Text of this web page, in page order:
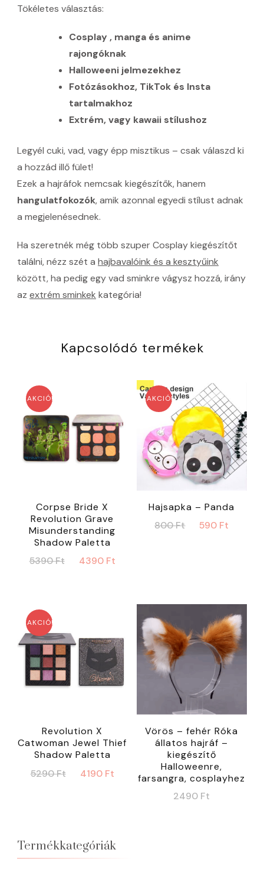
Tökéletes választás:
Cosplay , manga és anime
rajongóknak
Halloweeni jelmezekhez
Fotózásokhoz, TikTok és Insta
tartalmakhoz
Extrém, vagy kawaii stílushoz
Legyél cuki, vad, vagy épp misztikus – csak válaszd ki
a hozzád illő fület!
Ezek a hajráfok nemcsak kiegészítők, hanem
hangulatfokozók, amik azonnal egyedi stílust adnak
a megjelenésednek.
Ha szeretnék még több szuper Cosplay kiegészítőt
találni, nézz szét a hajbavalóink és a kesztyűink
között, ha pedig egy vad sminkre vágysz hozzá, irány
az extrém sminkek kategória!
Kapcsolódó termékek
AKCIÓ!
Corpse Bride X
Revolution Grave
Misunderstanding
Shadow Paletta
5390Ft
Original
4390 Ft
AKCIÓ!
Hajsapka – Panda
800Ft
Original
590 Ft
AKCIÓ!
Revolution X
Catwoman Jewel Thief
Shadow Paletta
5290Ft
Original
4190 Ft
Current
price
Vörös – fehér Róka
állatos hajráf –
kiegészítő
Halloweenre,
farsangra, cosplayhez
2490 Ft
Termékkategóriák